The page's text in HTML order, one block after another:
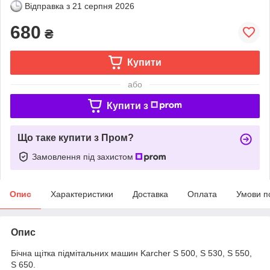
Відправка з 21 серпня 2026
680 ₴
Купити
або
Купити з
Що таке купити з Пром?
Замовлення під захистом
Опис Характеристики Доставка Оплата Умови
Опис
Бічна щітка підмітальних машин Karcher S 500, S 530, S 550,
S 650.